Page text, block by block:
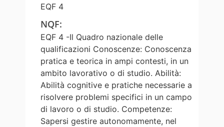
EQF 4
NQF:
EQF 4 -Il Quadro nazionale delle
qualificazioni Conoscenze: Conoscenza
pratica e teorica in ampi contesti, in un
ambito lavorativo o di studio. Abilità:
Abilità cognitive e pratiche necessarie a
risolvere problemi specifici in un campo
di lavoro o di studio. Competenze:
Sapersi gestire autonomamente, nel